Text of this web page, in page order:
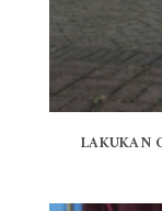
LAKUKAN